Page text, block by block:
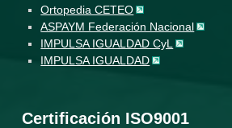
Ortopedia CETEO
ASPAYM Federación Nacional
IMPULSA IGUALDAD CyL
IMPULSA IGUALDAD
Certificación ISO9001